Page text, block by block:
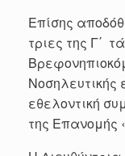
Επίσης
τριες της Γ΄
Νοσηλευτικής
εθελοντική
της Επανομής